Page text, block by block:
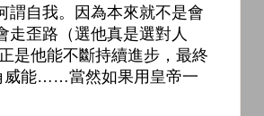
謂自我。因為本來就不是會
走歪路（選他真是選對人
是他能不斷持續進步，最終
威能……當然如果用皇帝一